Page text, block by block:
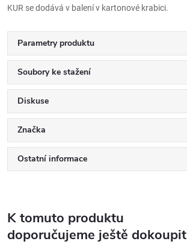
KUR se dodává v balení v kartonové krabici.
Parametry produktu
Soubory ke stažení
Diskuse
Značka
Ostatní informace
K tomuto produktu
doporučujeme ještě dokoupit